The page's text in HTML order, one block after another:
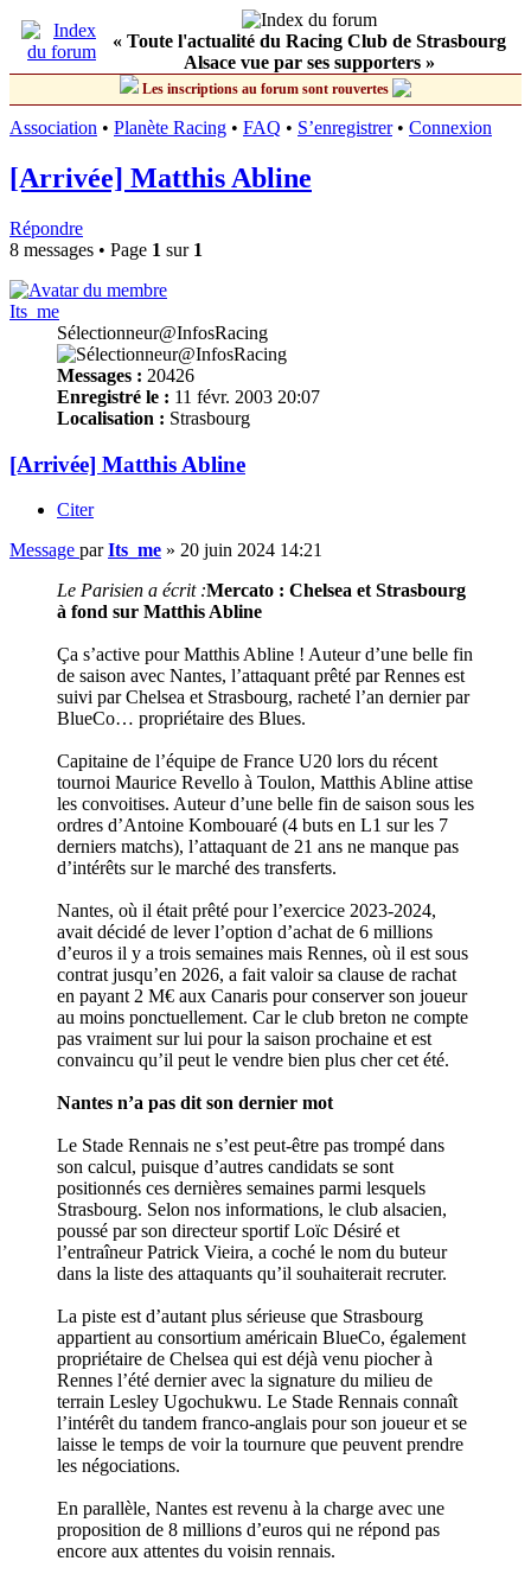
« Toute l'actualité du Racing Club de Strasbourg
Alsace vue par ses supporters »
Les inscriptions au forum sont rouvertes
Association • Planète Racing • FAQ • S’enregistrer• Connexion
[Arrivée] Matthis Abline
Répondre
8 messages • Page 1 sur 1
Its_me
Sélectionneur@InfosRacing
Messages : 20426
Enregistré le : 11 févr. 2003 20:07
Localisation : Strasbourg
[Arrivée] Matthis Abline
Citer
Message parIts_me » 20 juin 2024 14:21
Le Parisien a écrit :Mercato : Chelsea et Strasbourg
à fond sur Matthis Abline
Ça s’active pour Matthis Abline ! Auteur d’une belle fin
de saison avec Nantes, l’attaquant prêté par Rennes est
suivi par Chelsea et Strasbourg, racheté l’an dernier par
BlueCo… propriétaire des Blues.
Capitaine de l’équipe de France U20 lors du récent
tournoi Maurice Revello à Toulon, Matthis Abline attise
les convoitises. Auteur d’une belle fin de saison sous les
ordres d’Antoine Kombouaré (4 buts en L1 sur les 7
derniers matchs), l’attaquant de 21 ans ne manque pas
d’intérêts sur le marché des transferts.
Nantes, où il était prêté pour l’exercice 2023-2024,
avait décidé de lever l’option d’achat de 6 millions
d’euros il y a trois semaines mais Rennes, où il est sous
contrat jusqu’en 2026, a fait valoir sa clause de rachat
en payant 2 M€ aux Canaris pour conserver son joueur
au moins ponctuellement. Car le club breton ne compte
pas vraiment sur lui pour la saison prochaine et est
convaincu qu’il peut le vendre bien plus cher cet été.
Nantes n’a pas dit son dernier mot
Le Stade Rennais ne s’est peut-être pas trompé dans
son calcul, puisque d’autres candidats se sont
positionnés ces dernières semaines parmi lesquels
Strasbourg. Selon nos informations, le club alsacien,
poussé par son directeur sportif Loïc Désiré et
l’entraîneur Patrick Vieira, a coché le nom du buteur
dans la liste des attaquants qu’il souhaiterait recruter.
La piste est d’autant plus sérieuse que Strasbourg
appartient au consortium américain BlueCo, également
propriétaire de Chelsea qui est déjà venu piocher à
Rennes l’été dernier avec la signature du milieu de
terrain Lesley Ugochukwu. Le Stade Rennais connaît
l’intérêt du tandem franco-anglais pour son joueur et se
laisse le temps de voir la tournure que peuvent prendre
les négociations.
En parallèle, Nantes est revenu à la charge avec une
proposition de 8 millions d’euros qui ne répond pas
encore aux attentes du voisin rennais.